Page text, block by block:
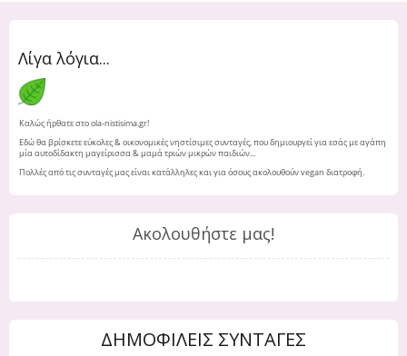
Λίγα λόγια...
Καλώς ήρθατε στο ola-nistisima.gr!
Εδώ θα βρίσκετε εύκολες & οικονομικές νηστίσιμες συνταγές, που δημιουργεί για εσάς με αγάπη
μία αυτοδίδακτη μαγείρισσα & μαμά τριών μικρών παιδιών...
Πολλές από τις συνταγές μας είναι κατάλληλες και για όσους ακολουθούν vegan διατροφή.
Ακολουθήστε μας!
ΔΗΜΟΦΙΛΕΙΣ ΣΥΝΤΑΓΕΣ